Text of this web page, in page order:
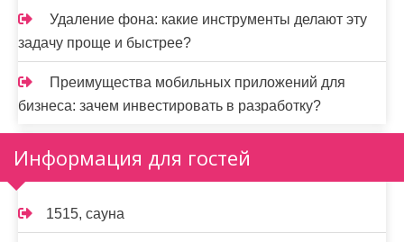
Удаление фона: какие инструменты делают эту
задачу проще и быстрее?
Преимущества мобильных приложений для
бизнеса: зачем инвестировать в разработку?
Информация для гостей
1515, сауна